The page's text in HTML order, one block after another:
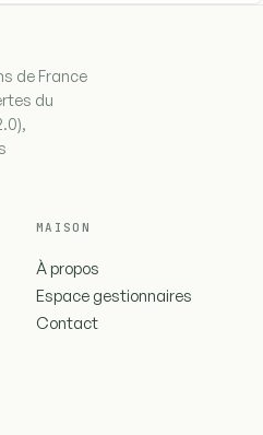
de France
du
MAISON
À propos
Espace gestionnaires
Contact